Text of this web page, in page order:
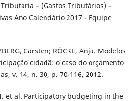
– (Gastos Tributários) –
Ano Calendário 2017 - Equipe
Carsten; RÖCKE, Anja. Modelos
cidadã: o caso do orçamento
v. 14, n. 30, p. 70-116, 2012.
et al. Participatory budgeting in the